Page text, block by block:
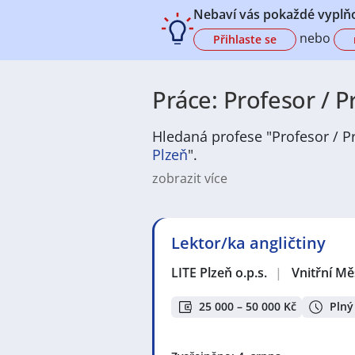
Nebaví vás pokaždé
Přihlaste se nebo
Práce: Profesor /
Hledaná profese "Profesor /
Plzeň".
zobrazit více
pracovní pozici v co nejkratším
/ dělnice,dělník / dělnicenebo
Ubytování a
v oboruSlužby, umění a kultura.
Držíme Vám palce!
Mezi nejoblíbenější lokality pro
Lektor/ka angličtiny
LITE Plzeň o.p.s. | Vnitřní
25 000 – 50 000 Kč